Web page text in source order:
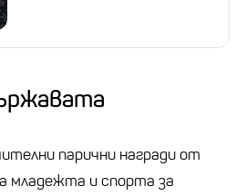
парични награди от
младежта и спорта за